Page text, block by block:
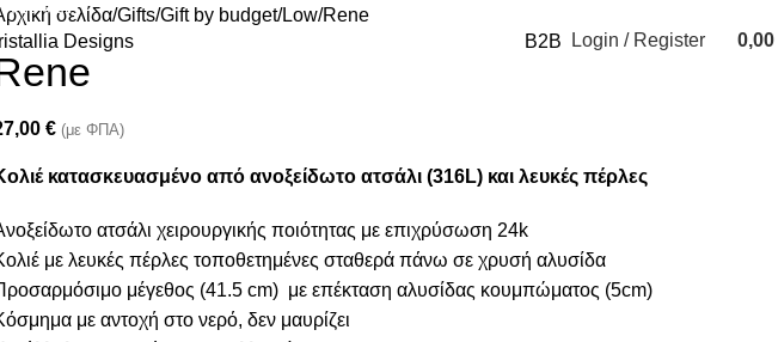
10% Off
B2B Login / Register 0,00
σελίδα Gifts Gift by budget Low Rene
€ (με ΦΠΑ)
κατασκευασμένο από ανοξείδωτο ατσάλι (316L) και λευκές πέρλες
ατσάλι χειρουργικής ποιότητας με επιχρύσωση 24k
με λευκές πέρλες τοποθετημένες σταθερά πάνω σε χρυσή αλυσίδα
μέγεθος (41.5 cm) με επέκταση αλυσίδας κουμπώματος (5cm)
με αντοχή στο νερό, δεν μαυρίζει